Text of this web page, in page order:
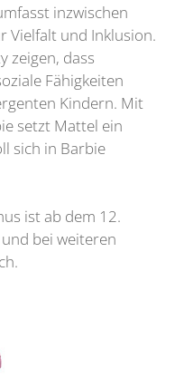
inzwischen
Vielfalt und Inklusion.
zeigen, dass
Fähigkeiten
Kindern. Mit
setzt Mattel ein
sich in Barbie
ist ab dem 12.
bei weiteren